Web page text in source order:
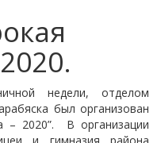
недели, отделом
был организован
– 2020”. В организации